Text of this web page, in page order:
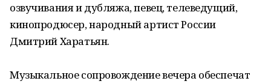
озвучивания и дубляжа, певец, телеведущий,
кинопродюсер, народный артист России
Дмитрий Харатьян.
Музыкальное сопровождение вечера обеспечат